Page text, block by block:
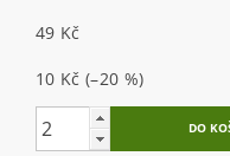
49 Kč
10 Kč(–20 %)